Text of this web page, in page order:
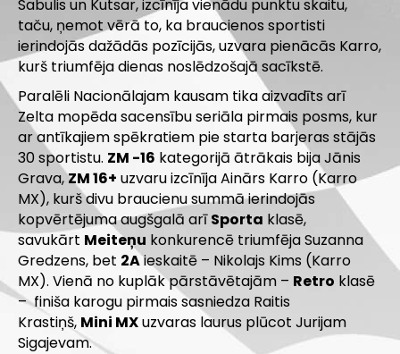
Sabulis un Kutsar, izcīnīja vienādu punktu skaitu,
taču, ņemot vērā to, ka braucienos sportisti
ierindojās dažādās pozīcijās, uzvara pienācās Karro,
kurš triumfēja dienas noslēdzošajā sacīkstē.
Paralēli Nacionālajam kausam tika aizvadīts arī
Zelta mopēda sacensību seriāla pirmais posms, kur
ar antīkajiem spēkratiem pie starta barjeras stājās
30 sportistu. ZM -16 kategorijā ātrākais bija Jānis
Grava,ZM 16+ uzvaru izcīnīja Ainārs Karro (Karro
MX), kurš divu braucienu summā ierindojās
kopvērtējuma augšgalā arīSporta klasē,
savukārt Meiteņu konkurencē triumfēja Suzanna
Gredzens, bet 2Aieskaitē – Nikolajs Kims (Karro
MX). Vienā no kuplāk pārstāvētajām – Retro klasē
– finiša karogu pirmais sasniedza Raitis
Krastiņš, Mini MXuzvaras laurus plūcot Jurijam
Sigajevam.